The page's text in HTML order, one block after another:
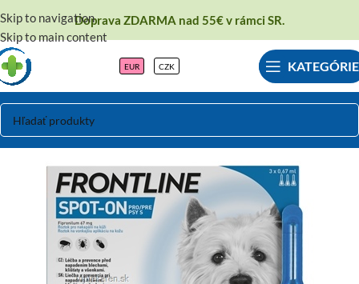
Skip to navigation
Skip to main content
Doprava ZDARMA nad 55€ v rámci SR.
EUR CZK KATEGÓRIE